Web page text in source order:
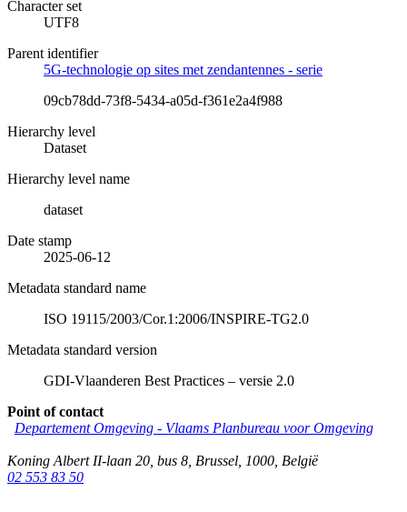
Character set
UTF8
Parent identifier
5G-technologie op sites met zendantennes - serie
09cb78dd-73f8-5434-a05d-f361e2a4f988
Hierarchy level
Dataset
Hierarchy level name
dataset
Date stamp
2025-06-12
Metadata standard name
ISO 19115/2003/Cor.1:2006/INSPIRE-TG2.0
Metadata standard version
GDI-Vlaanderen Best Practices – versie 2.0
Point of contact
Departement Omgeving - Vlaams Planbureau voor Omgeving
Koning Albert II-laan 20, bus 8 Brussel 1000 België
02 553 83 50